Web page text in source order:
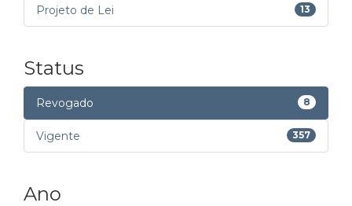
Projeto de Lei 13
Status
Revogado 8
Vigente 357
Ano